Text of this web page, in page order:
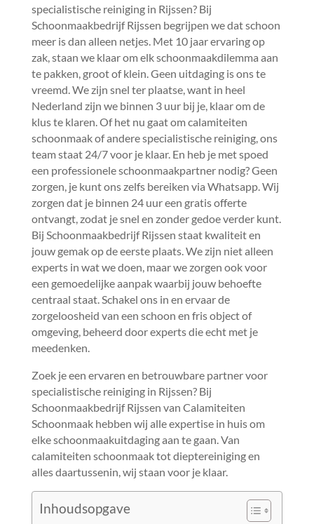
specialistische reiniging in Rijssen? Bij
Schoonmaakbedrijf Rijssen begrijpen we dat schoon
meer is dan alleen netjes.​ Met 10 jaar ervaring op
zak, staan we klaar om elk schoonmaakdilemma aan
te pakken, groot of klein.​ Geen uitdaging is ons te
vreemd.​ We zijn snel ter plaatse, want in heel
Nederland zijn we binnen 3 uur bij je, klaar om de
klus te klaren.​ Of het nu gaat om calamiteiten
schoonmaak of andere specialistische reiniging, ons
team staat 24/7 voor je klaar.​ En heb je met spoed
een professionele schoonmaakpartner nodig? Geen
zorgen, je kunt ons zelfs bereiken via Whatsapp.​ Wij
zorgen dat je binnen 24 uur een gratis offerte
ontvangt, zodat je snel en zonder gedoe verder kunt.​
Bij Schoonmaakbedrijf Rijssen staat kwaliteit en
jouw gemak op de eerste plaats.​ We zijn niet alleen
experts in wat we doen, maar we zorgen ook voor
een gemoedelijke aanpak waarbij jouw behoefte
centraal staat.​ Schakel ons in en ervaar de
zorgeloosheid van een schoon en fris object of
omgeving, beheerd door experts die echt met je
meedenken.​
Zoek je een ervaren en betrouwbare partner voor
specialistische reiniging in Rijssen? Bij
Schoonmaakbedrijf Rijssen van Calamiteiten
Schoonmaak hebben wij alle expertise in huis om
elke schoonmaakuitdaging aan te gaan.​ Van
calamiteiten schoonmaak tot dieptereiniging en
alles daartussenin, wij staan voor je klaar.​
Inhoudsopgave